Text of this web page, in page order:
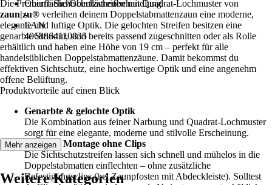
Oberfläche/Oberflächenbehandlung
-
EAN
4068864110835
Die Premium Sichtschutzstreifen mit Quadrat-Lochmuster von
zaun|zu® verleihen deinem Doppelstabmattenzaun eine moderne,
elegante und luftige Optik. Die gelochten Streifen besitzen eine
genarbte Struktur, sind bereits passend zugeschnitten oder als Rolle
erhältlich und haben eine Höhe von 19 cm – perfekt für alle
handelsüblichen Doppelstabmattenzäune. Damit bekommst du
effektiven Sichtschutz, eine hochwertige Optik und eine angenehm
offene Belüftung.
Produktvorteile auf einen Blick
Genarbte & gelochte Optik
Die Kombination aus feiner Narbung und Quadrat-Lochmuster
sorgt für eine elegante, moderne und stilvolle Erscheinung.
Einfache Montage ohne Clips
Die Sichtschutzstreifen lassen sich schnell und mühelos in die
Doppelstabmatten einflechten – ohne zusätzliche
Befestigungsclips (bei Zaunpfosten mit Abdeckleiste). Solltest
Mehr anzeigen
Weitere Kategorien